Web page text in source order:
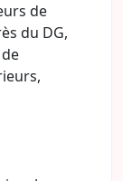
de
du DG,